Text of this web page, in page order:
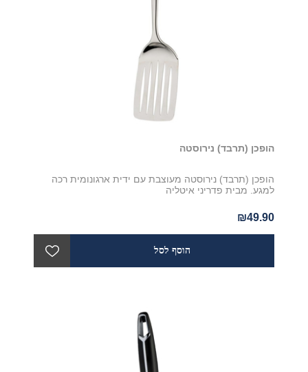
הופכן (תרבד) נירוסטה
הופכן (תרבד) נירוסטה מעוצבת עם ידית ארגונומית רכה
למגע. מבית פדריני איטליה
₪49.90